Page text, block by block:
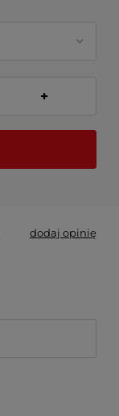
+
dodaj opinię